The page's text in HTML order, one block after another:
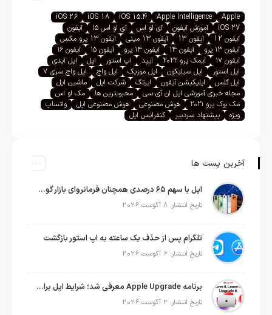
Apple
Apple Intelligence
iOS 15.4
iOS 18
iOS 26
iOS 27
آموزش آیفون آی او اس آی او اس ۱۵
آیفون
آیفون 12
آیفون 13 آیفون 13 مینی
آیفون 13 پرو مکس
آیفون ۱۳ پرو
آیفون ۱۴ آیفون ۱۴ پرو آیفون ۱۵
آیفون ۱۶
آیفون ۱۷
آیمک پرو ۲۰۲۲ آیپد اپ استور اپل
اپل آیدی
اپل استور
اپل سیلیکون اپل موزیک اپل واچ
اپل واچ سری ۷
اپل گلس
اپلیکیشن آیفون ایرتگ شرکت اپل
ماشین اپل
مجله خبری آموزشی اپل ان آی سی
محبوبترین ها
مک او اس
مک بوک پرو ۲۰۲۱
هوش مصنوعی هوش مصنوعی اپل
واتساپ
ویژه
پیشنهاد سردبیر کنفرانس اپل
آخرین پست ها
اپل با سهم ۶۵ درصدی همچنان فرمانروای بازار گوشی‌های پریمیوم جهان است
تاریخ انتشار: 8 آگوست 2026
تلگرام پس از حذف یک ساعته به اپ استور بازگشت
تاریخ انتشار: 6 آگوست 2026
برنامه Apple Upgrade معرفی شد؛ شرایط اپل برای اجاره آیفون، آیپد، مک و اپل واچ
تاریخ انتشار: 2 آگوست 2026